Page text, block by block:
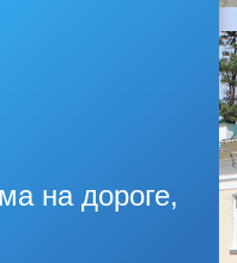
на дороге,